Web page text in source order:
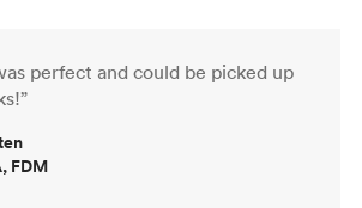
perfect and could be picked up
FDM